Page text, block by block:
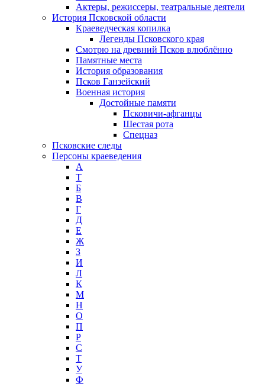
Актеры, режиссеры, театральные деятели
История Псковской области
Краеведческая копилка
Легенды Псковского края
Смотрю на древний Псков влюблённо
Памятные места
История образования
Псков Ганзейский
Военная история
Достойные памяти
Псковичи-афганцы
Шестая рота
Спецназ
Псковские следы
Персоны краеведения
А
T
Б
В
Г
Д
Е
Ж
З
И
Л
К
М
Н
О
П
Р
С
Т
У
Ф